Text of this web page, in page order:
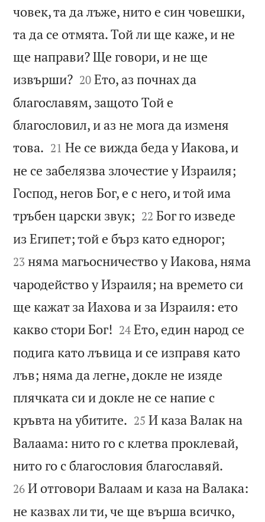
човек, та да лъже, нито е син човешки,
та да се отмята. Той ли ще каже, и не
ще направи? Ще говори, и не ще
извърши?
20 Ето, аз почнах да
благославям, защото Той е
благословил, и аз не мога да изменя
това. 

21 Не се вижда беда у Иакова, и
не се забелязва злочестие у Израиля;
Господ, негов Бог, е с него, и той има
тръбен царски звук; 

22 Бог го изведе
из Египет; той е бърз като еднорог;
23 няма магьосничество у Иакова, няма
чародейство у Израиля; на времето си
ще кажат за Иахова и за Израиля: ето
какво стори Бог! 

24 Ето, един народ се
подига като лъвица и се изправя като
лъв; няма да легне, докле не изяде
плячката си и докле не се напие с
кръвта на убитите. 

25 И каза Валак на
Валаама: нито го с клетва проклевай,
нито го с благословия благославяй.
26 И отговори Валаам и каза на Валака:
не казвах ли ти, че ще върша всичко,